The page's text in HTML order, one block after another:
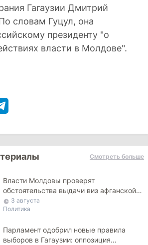
Гагаузии Дмитрий
словам Гуцул, она
президенту "о
власти в Молдове".
Смотреть больше
Власти Молдовы проверят
обстоятельства выдачи виз афганской
делегации
3 августа
Политика
Парламент одобрил новые правила
выборов в Гагаузии: оппозиция